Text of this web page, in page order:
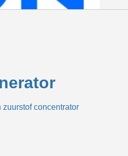
zuurstof concentrator